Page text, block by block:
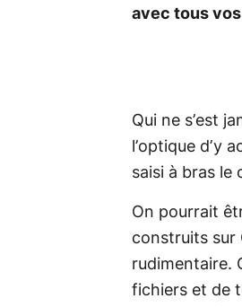
avec tous
Qui ne s’est
l’optique d’y
saisi à bras le
On pourrait
construits sur
rudimentaire.
fichiers et de